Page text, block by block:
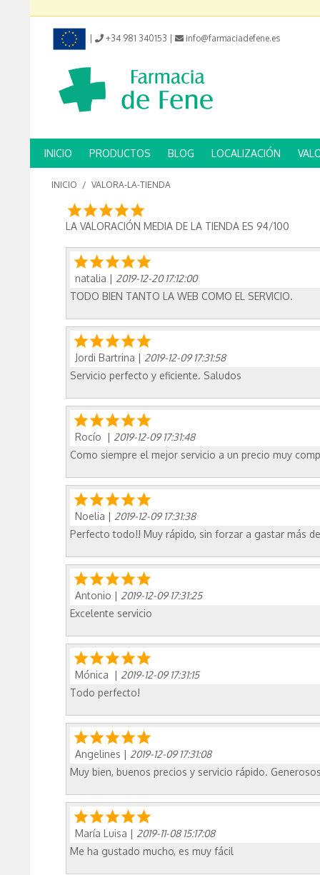
+34 981 340153 info@farmaciadefene.es
INICIO PRODUCTOS BLOG LOCALIZACIÓN
INICIO / VALORA-LA-TIENDA
LA VALORACIÓN MEDIA DE LA TIENDA ES 94/100
natalia | 2019-12-20 17:12:00
TODO BIEN TANTO LA WEB COMO EL SERVICIO.
Jordi Bartrina | 2019-12-09 17:31:58
Servicio perfecto y eficiente. Saludos
Rocío | 2019-12-09 17:31:48
Como siempre el mejor servicio a un precio muy
Noelia | 2019-12-09 17:31:38
Perfecto todo!! Muy rápido, sin forzar a gastar más
Antonio | 2019-12-09 17:31:25
Excelente servicio
Mónica | 2019-12-09 17:31:15
Todo perfecto!
Angelines | 2019-12-09 17:31:08
Muy bien, buenos precios y servicio rápido.
María Luisa | 2019-11-08 15:17:08
Me ha gustado mucho, es muy fácil